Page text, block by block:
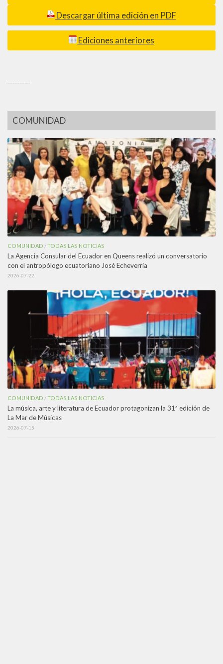
Descargar última edición en PDF
Ediciones anteriores
COMUNIDAD
COMUNIDAD /TODAS LAS NOTICIAS
La Agencia Consular del Ecuador en Queens realizó un conversatorio
con el antropólogo ecuatoriano José Echeverría
2026-07-22
COMUNIDAD /TODAS LAS NOTICIAS
La música, arte y literatura de Ecuador protagonizan la 31ª edición de
La Mar de Músicas
2026-07-15